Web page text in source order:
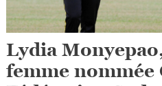
Lydia
femme nommée